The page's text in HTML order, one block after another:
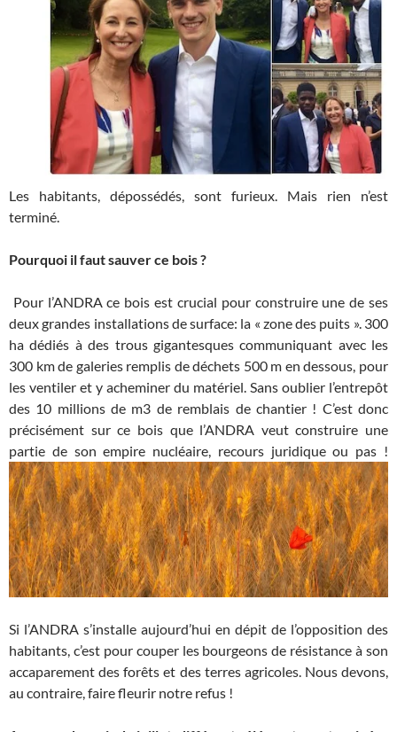
Les habitants, dépossédés, sont furieux. Mais rien n’est
terminé.
Pourquoi il faut sauver ce bois ?
Pour l’ANDRA ce bois est crucial pour construire une de ses
deux grandes installations de surface: la « zone des puits ». 300
ha dédiés à des trous gigantesques communiquant avec les
300 km de galeries remplis de déchets 500 m en dessous, pour
les ventiler et y acheminer du matériel. Sans oublier l’entrepôt
des 10 millions de m3 de remblais de chantier ! C’est donc
précisément sur ce bois que l’ANDRA veut construire une
partie de son empire nucléaire, recours juridique ou pas !
Si l’ANDRA s’installe aujourd’hui en dépit de l’opposition des
habitants, c’est pour couper les bourgeons de résistance à son
accaparement des forêts et des terres agricoles. Nous devons,
au contraire, faire fleurir notre refus !